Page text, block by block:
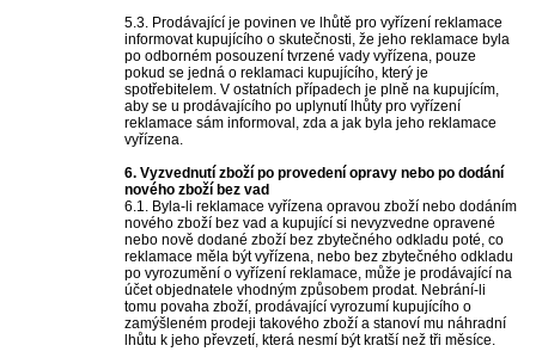
5.3. Prodávající je povinen ve lhůtě pro vyřízení reklamace
informovat kupujícího o skutečnosti, že jeho reklamace byla
po odborném posouzení tvrzené vady vyřízena, pouze
pokud se jedná o reklamaci kupujícího, který je
spotřebitelem. V ostatních případech je plně na kupujícím,
aby se u prodávajícího po uplynutí lhůty pro vyřízení
reklamace sám informoval, zda a jak byla jeho reklamace
vyřízena.
6. Vyzvednutí zboží po provedení opravy nebo po dodání
nového zboží bez vad
6.1. Byla-li reklamace vyřízena opravou zboží nebo dodáním
nového zboží bez vad a kupující si nevyzvedne opravené
nebo nově dodané zboží bez zbytečného odkladu poté, co
reklamace měla být vyřízena, nebo bez zbytečného odkladu
po vyrozumění o vyřízení reklamace, může je prodávající na
účet objednatele vhodným způsobem prodat. Nebrání-li
tomu povaha zboží, prodávající vyrozumí kupujícího o
zamýšleném prodeji takového zboží a stanoví mu náhradní
lhůtu k jeho převzetí, která nesmí být kratší než tři měsíce.